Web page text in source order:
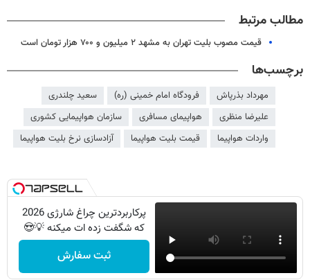
مطالب مرتبط
قیمت مصوب بلیت تهران به مشهد ۲ میلیون و ۷۰۰ هزار تومان است
برچسب‌ها
مهرداد بذرپاش فرودگاه امام خمینی (ره)
سعید چلندری
علیرضا منظری
هواپیمای مسافری
سازمان هواپیمایی کشوری
واردات هواپیما
قیمت بلیت هواپیما آزادسازی نرخ بلیت هواپیما
پرکاربردترین چراغ شارژی 2026
که شگفت زده ات میکنه 💡😍
ثبت سفارش